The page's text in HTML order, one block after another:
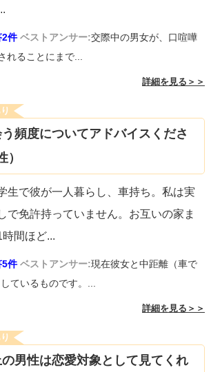
2件 ベストアンサー:交際中の男女が、口喧嘩
れることにまで...
詳細を見る＞＞
頻度についてアドバイスくださ
生で彼が一人暮らし、車持ち。私は実
で免許持っていません。お互いの家ま
時間ほど...
5件 ベストアンサー:現在彼女と中距離（車で
ているものです。...
詳細を見る＞＞
男性は恋愛対象として見てくれ